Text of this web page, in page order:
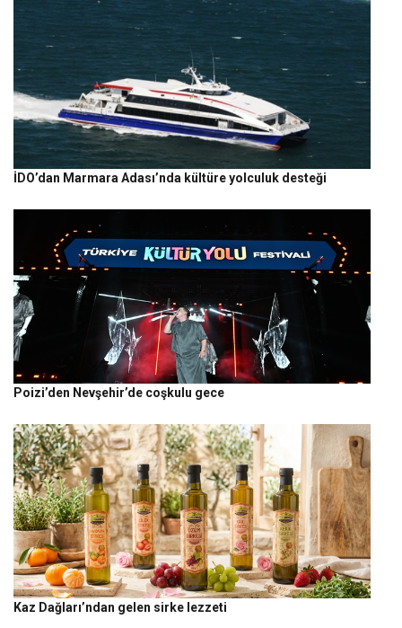
İDO’dan Marmara Adası’nda kültüre yolculuk desteği
Poizi’den Nevşehir’de coşkulu gece
Kaz Dağları’ndan gelen sirke lezzeti